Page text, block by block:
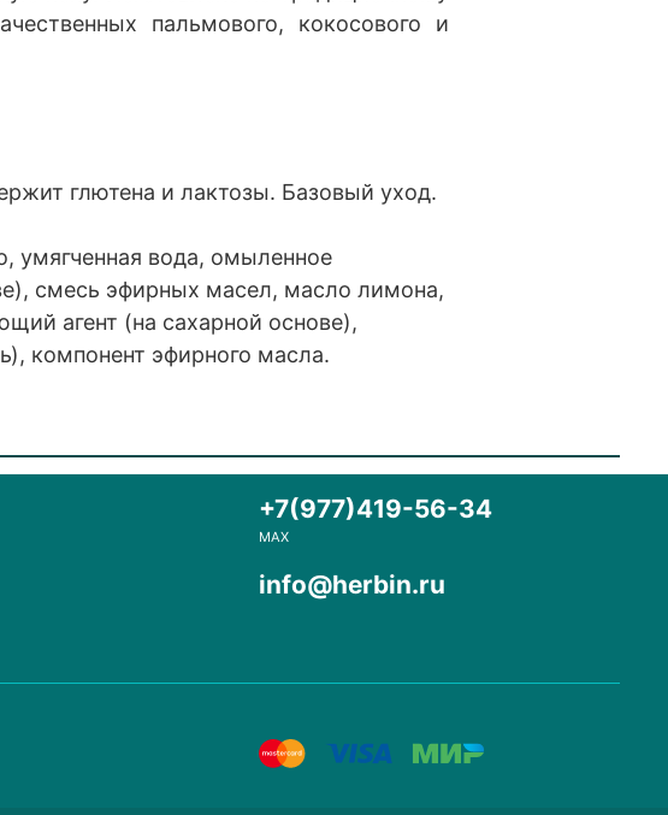
пальмового, кокосового и
глютена и лактозы. Базовый уход.
умягченная вода, омыленное
смесь эфирных масел, масло лимона,
агент (на сахарной основе),
компонент эфирного масла.
+7(977)419-56-34
MAX
info@herbin.ru